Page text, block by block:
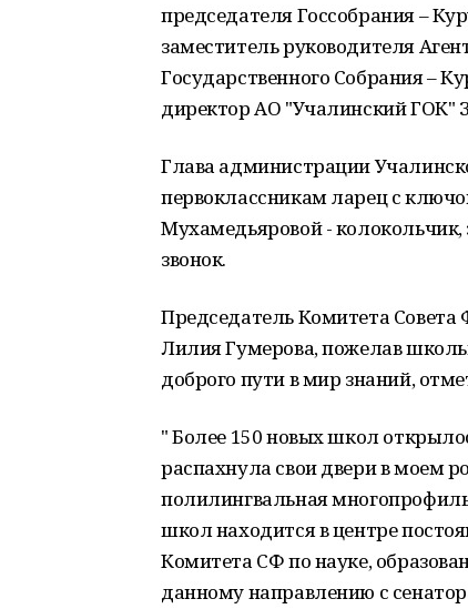
председателя Госсобрания –
заместитель руководителя
Государственного Собрания –
директор АО "Учалинский ГОК"
Глава администрации
первоклассникам ларец с
Мухамедьяровой -
звонок.
Председатель Комитета Совета
Лилия Гумерова, пожелав
доброго пути в мир знаний,
" Более 150 новых школ
распахнула свои двери в моем
полилингвальная
школ находится в центре
Комитета СФ по науке,
данному направлению с